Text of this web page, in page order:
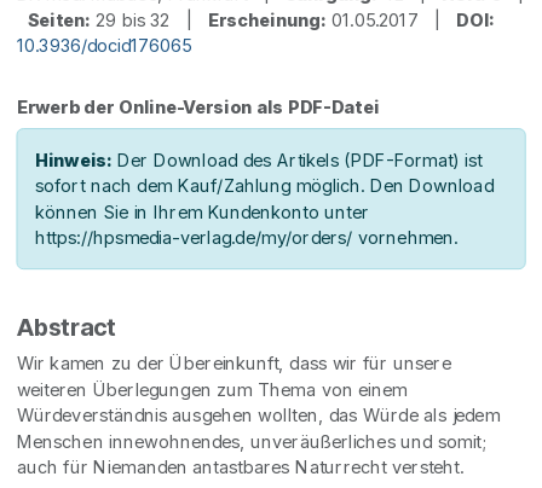
Seiten: 29 bis 32 | Erscheinung: 01.05.2017 | DOI:
10.3936/docid176065
Erwerb der Online-Version als PDF-Datei
Hinweis: Der Download des Artikels (PDF-Format) ist
sofort nach dem Kauf/Zahlung möglich. Den Download
können Sie in Ihrem Kundenkonto unter
https://hpsmedia-verlag.de/my/orders/ vornehmen.
Abstract
Wir kamen zu der Übereinkunft, dass wir für unsere
weiteren Überlegungen zum Thema von einem
Würdeverständnis ausgehen wollten, das Würde als jedem
Menschen innewohnendes, unveräußerliches und somit;
auch für Niemanden antastbares Naturrecht versteht.